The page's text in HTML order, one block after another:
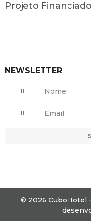
Projeto Financiado
NEWSLETTER
© 2026 CuboHotel